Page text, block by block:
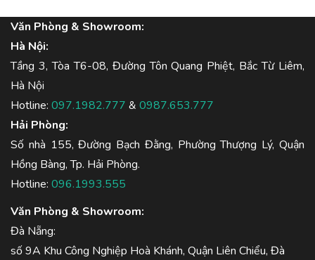
Văn Phòng & Showroom:
Hà Nội:
Tầng 3, Tòa T6-08, Đường Tôn Quang Phiệt, Bắc Từ Liêm,
Hà Nội
Hotline: 097.1982.777 & 0987.653.777
Hải Phòng:
Số nhà 155, Đường Bạch Đằng, Phường Thượng Lý, Quận
Hồng Bàng, Tp. Hải Phòng.
Hotline: 096.1993.555
Văn Phòng & Showroom:
Đà Nẵng:
số 9A Khu Công Nghiệp Hoà Khánh, Quận Liên Chiểu, Đà